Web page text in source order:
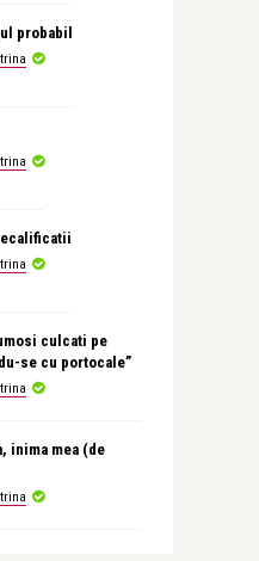
probabil
culcati pe
se cu portocale”
inima mea (de